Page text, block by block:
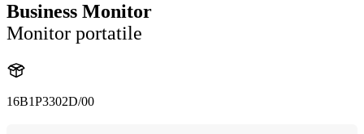
Business Monitor
Monitor portatile
16B1P3302D/00